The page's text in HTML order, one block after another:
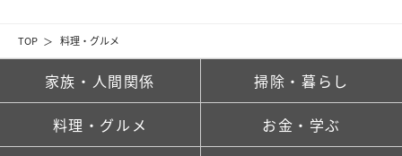
TOP 料理・グルメ
家族・人間関係 掃除・暮らし
料理・グルメ お金・学ぶ